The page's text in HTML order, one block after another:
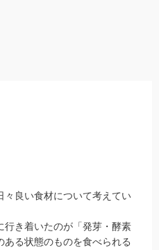
々良い食材について考えてい
行き着いたのが「発芽・酵素
る状態のものを食べられる